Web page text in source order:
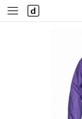
사
이
다
나
와